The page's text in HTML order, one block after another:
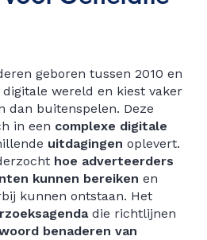
geboren tussen 2010 en
wereld en kiest vaker
dan buitenspelen. Deze
in een complexe digitale
uitdagingen oplevert.
hoe adverteerders
kunnen bereiken en
kunnen ontstaan. Het
die richtlijnen
benaderen van